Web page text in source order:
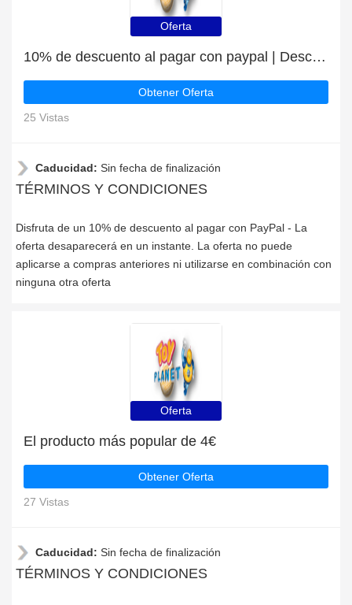
Oferta
10% de descuento al pagar con paypal | Descuento para Toyplanet
Obtener Oferta
25 Vistas
Caducidad: Sin fecha de finalización
TÉRMINOS Y CONDICIONES
Disfruta de un 10% de descuento al pagar con PayPal - La
oferta desaparecerá en un instante. La oferta no puede
aplicarse a compras anteriores ni utilizarse en combinación con
ninguna otra oferta
Oferta
El producto más popular de 4€
Obtener Oferta
27 Vistas
Caducidad: Sin fecha de finalización
TÉRMINOS Y CONDICIONES